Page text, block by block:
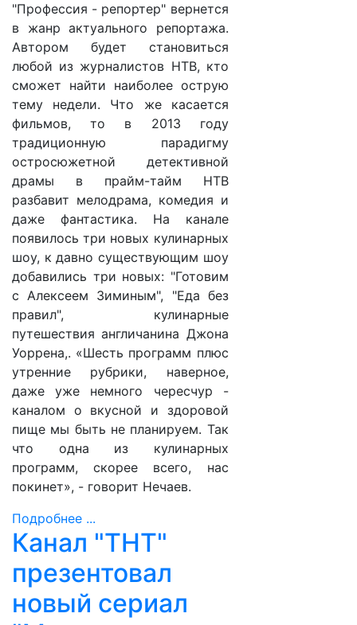
"Профессия - репортер" вернется
в жанр актуального репортажа.
Автором будет становиться
любой из журналистов НТВ, кто
сможет найти наиболее острую
тему недели. Что же касается
фильмов, то в 2013 году
традиционную парадигму
остросюжетной детективной
драмы в прайм-тайм НТВ
разбавит мелодрама, комедия и
даже фантастика. На канале
появилось три новых кулинарных
шоу, к давно существующим шоу
добавились три новых: "Готовим
с Алексеем Зиминым", "Еда без
правил", кулинарные
путешествия англичанина Джона
Уоррена,. «Шесть программ плюс
утренние рубрики, наверное,
даже уже немного чересчур -
каналом о вкусной и здоровой
пище мы быть не планируем. Так
что одна из кулинарных
программ, скорее всего, нас
покинет», - говорит Нечаев.
Подробнее ...
Канал "ТНТ"
презентовал
новый сериал